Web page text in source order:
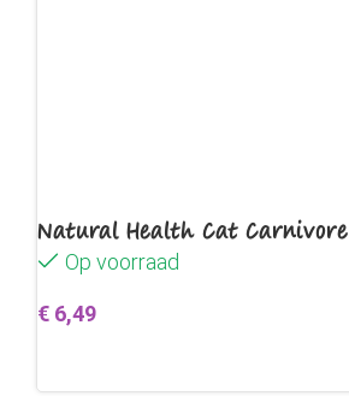
Natural Health Cat Carnivore
Op voorraad
€ 6,49